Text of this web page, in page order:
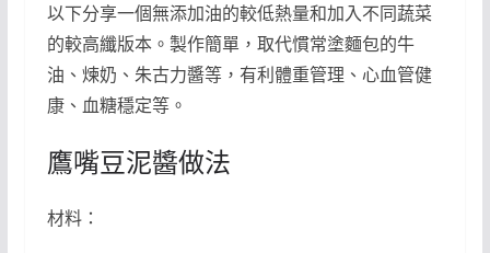
以下分享一個無添加油的較低熱量和加入不同蔬菜
的較高纖版本。製作簡單，取代慣常塗麵包的牛
油、煉奶、朱古力醬等，有利體重管理、心血管健
康、血糖穩定等。
鷹嘴豆泥醬做法
材料：